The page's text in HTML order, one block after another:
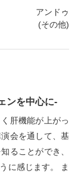
アンドゥ
(その他)
ンを中心に‐
肝機能が上がっ
会を通して、基
ることができ、
に感じます。 ま